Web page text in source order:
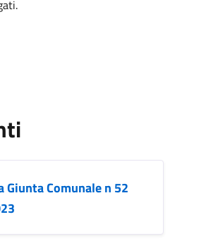
Giunta Comunale n 52